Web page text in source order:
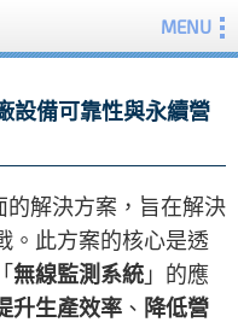
MENU
設備可靠性與永續營
解決方案，旨在解決
。此方案的核心是透
無線監測系統 」的應
升生產效率 、 降低營